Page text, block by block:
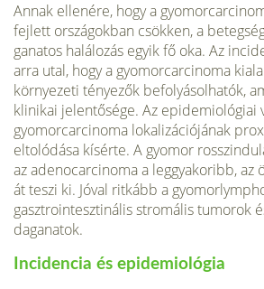
Annak ellenére, hogy a
fejlett országokban csökken, a
ganatos halálozás egyik fő oka. Az
arra utal, hogy a gyomorcarcinoma
környezeti tényezők befolyásolhatók,
klinikai jelentősége. Az epidemiológiai
gyomorcarcinoma lokalizációjának
eltolódása kísérte. A gyomor
az adenocarcinoma a leggyakoribb, az
át teszi ki. Jóval ritkább a
gasztrointesztinális stromális tumorok
daganatok.
Incidencia és epidemiológia